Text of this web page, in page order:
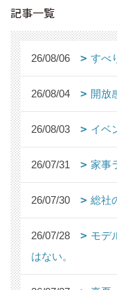
記事一覧
26/08/06 すべ
26/08/04 開放
26/08/03 イベ
26/07/31 家事
26/07/30 総社
26/07/28
モデ
はない。